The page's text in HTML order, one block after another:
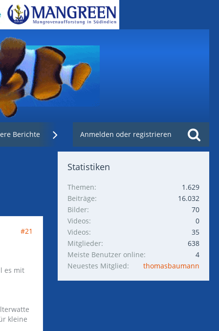
Berichte Weblinks Nachzuchtenregister.de
Anmelden oder registrieren
#21
es mit
kleine
Statistiken
Themen
1.629
Beiträge
16.032
Bilder
70
Videos
0
Videos
35
Mitglieder
638
Meiste Benutzer online
4
Neuestes Mitglied
thomasbaumann